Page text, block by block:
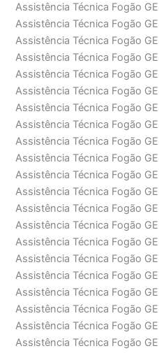
Assistência Técnica Fogão
Assistência Técnica Fogão
Assistência Técnica Fogão
Assistência Técnica Fogão
Assistência Técnica Fogão
Assistência Técnica Fogão
Assistência Técnica Fogão
Assistência Técnica Fogão
Assistência Técnica Fogão
Assistência Técnica Fogão
Assistência Técnica Fogão
Assistência Técnica Fogão
Assistência Técnica Fogão
Assistência Técnica Fogão
Assistência Técnica Fogão
Assistência Técnica Fogão
Assistência Técnica Fogão
Assistência Técnica Fogão
Assistência Técnica Fogão
Assistência Técnica Fogão
Assistência Técnica Fogão